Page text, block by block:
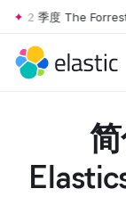
Skip to main content
2 季度 The